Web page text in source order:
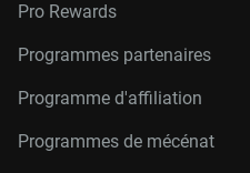
Pro Rewards
Programmes partenaires
Programme d'affiliation
Programmes de mécénat